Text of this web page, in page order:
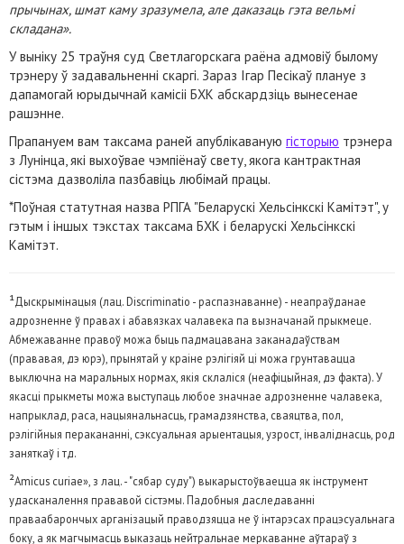
прычынах, шмат каму зразумела, але даказаць гэта вельмі
складана».
У выніку 25 траўня суд Светлагорскага раёна адмовіў былому
трэнеру ў задавальненні скаргі. Зараз Ігар Песікаў плануе з
дапамогай юрыдычнай камісіі БХК абскардзіць вынесенае
рашэнне.
Прапануем вам таксама раней апублікаваную гісторыю трэнера
з Лунінца, які выхоўвае чэмпіёнаў свету, якога кантрактная
сістэма дазволіла пазбавіць любімай працы.
*Поўная статутная назва РПГА "Беларускі Хельсінкскі Камітэт", у
гэтым і іншых тэкстах таксама БХК і беларускі Хельсінкскі
Камітэт.
¹Дыскрымінацыя (лац. Discriminatio - распазнаванне) - неапраўданае
адрозненне ў правах і абавязках чалавека па вызначанай прыкмеце.
Абмежаванне правоў можа быць падмацавана заканадаўствам
(прававая, дэ юрэ), прынятай у краіне рэлігіяй ці можа грунтавацца
выключна на маральных нормах, якія склаліся (неафіцыйная, дэ факта). У
якасці прыкметы можа выступаць любое значнае адрозненне чалавека,
напрыклад, раса, нацыянальнасць, грамадзянства, сваяцтва, пол,
рэлігійныя перакананні, сэксуальная арыентацыя, узрост, інваліднасць, род
заняткаў і тд.
²Amicus curiae», з лац. - "сябар суду") выкарыстоўваецца як інструмент
удасканалення прававой сістэмы. Падобныя даследаванні
праваабарончых арганізацый праводзяцца не ў інтарэсах працэсуальнага
боку, а як магчымасць выказаць нейтральнае меркаванне аўтараў з